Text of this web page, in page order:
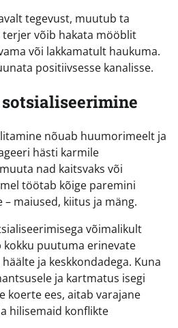
tegevust, muutub ta
terjer võib hakata mööblit
või lakkamatult haukuma.
positiivsesse kanalisse.
nõuab huumorimeelt ja
hästi karmile
nad kaitsvaks või
töötab kõige paremini
maiused, kiitus ja mäng.
võimalikult
kokku puutuma erinevate
ja keskkondadega. Kuna
ja kartmatus isegi
koerte ees, aitab varajane
hilisemaid konflikte